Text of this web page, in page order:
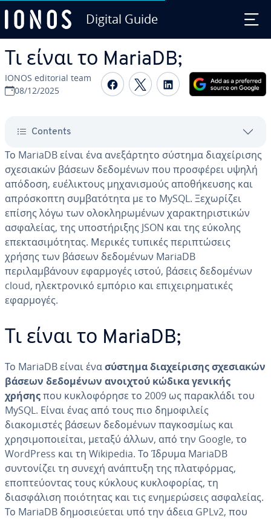
Digital Guide
Τι είναι το MariaDB;
IONOS editorial team
08/12/2025
Share on Facebook
Share on Twitter
Share on
Contents
Το MariaDB είναι ένα ανεξάρτητο σύστημα διαχείρισης
σχεσιακών βάσεων δεδομένων που προσφέρει υψηλή
απόδοση, ευέλικτους μηχανισμούς αποθήκευσης και
απρόσκοπτη συμβατότητα με το MySQL. Ξεχωρίζει
επίσης λόγω των ολοκληρωμένων χαρακτηριστικών
ασφαλείας, της υποστήριξης JSON και της εύκολης
επεκτασιμότητας. Μερικές τυπικές περιπτώσεις
χρήσης των βάσεων δεδομένων MariaDB
περιλαμβάνουν εφαρμογές ιστού, βάσεις δεδομένων
cloud, ηλεκτρονικό εμπόριο και επιχειρηματικές
εφαρμογές.
Τι είναι το MariaDB;
Το MariaDB είναι ένασύστημα διαχείρισης σχεσιακών
βάσεων δεδομένων ανοιχτού κώδικα γενικής
χρήσηςπου κυκλοφόρησε το 2009 ως παρακλάδι του
MySQL. Είναι ένας από τους πιο δημοφιλείς
διακομιστές βάσεων δεδομένων παγκοσμίως και
χρησιμοποιείται, μεταξύ άλλων, από την Google, το
WordPress και τη Wikipedia. Το Ίδρυμα MariaDB
συντονίζει τη συνεχή ανάπτυξη της πλατφόρμας,
εποπτεύοντας τους κύκλους κυκλοφορίας, τη
διασφάλιση ποιότητας και τις ενημερώσεις ασφαλείας.
Το MariaDB δημοσιεύεται υπό την άδεια GPLv2, που